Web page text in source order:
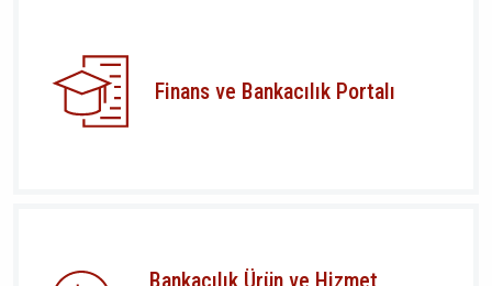
Finans ve Bankacılık Portalı
Bankacılık Ürün ve Hizmet